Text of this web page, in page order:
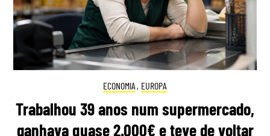
ECONOMIA , EUROPA
Trabalhou 39 anos num supermercado,
ganhava quase 2.000€ e teve de voltar